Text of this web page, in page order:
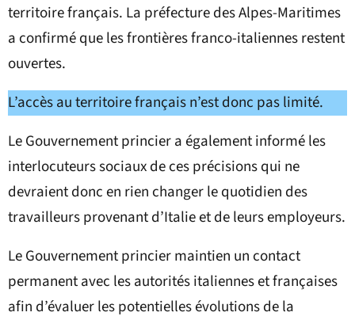
territoire français. La préfecture des Alpes-Maritimes
a confirmé que les frontières franco-italiennes restent
ouvertes.
L’accès au territoire français n’est donc pas limité.
Le Gouvernement princier a également informé les
interlocuteurs sociaux de ces précisions qui ne
devraient donc en rien changer le quotidien des
travailleurs provenant d’Italie et de leurs employeurs.
Le Gouvernement princier maintien un contact
permanent avec les autorités italiennes et françaises
afin d’évaluer les potentielles évolutions de la